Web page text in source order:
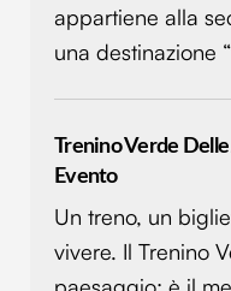
appartiene alla
una destinazione
Trenino Verde
Evento
Un treno, un
vivere. Il Trenino